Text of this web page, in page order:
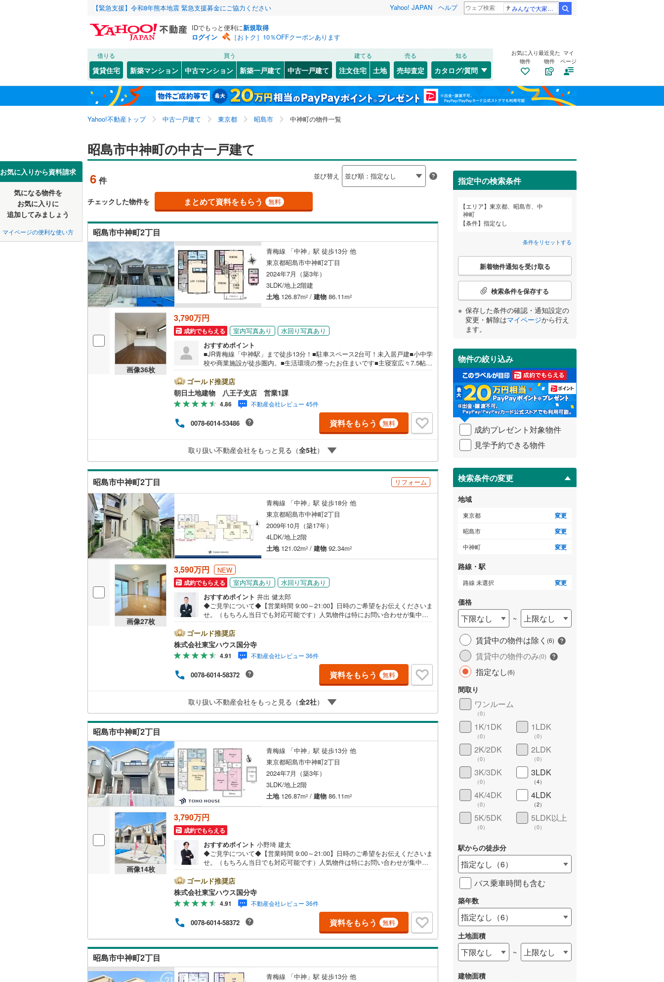
【緊急支援】令和8年熊本地震 緊急支援募金にご協力ください Yahoo! JAPAN ヘルプ みんなで大家さん 2881億円
IDでもっと便利に新規取得
ログイン
［おトク］10％OFFクーポンあります
借りる
賃貸住宅
買う
新築マンション 中古マンション 新築一戸建て 中古一戸建て
建てる
注文住宅 土地
売る
売却査定
知る
カタログ/質問
お気に入り
物件
最近見た
物件
マイ
ページ
Yahoo!不動産トップ 中古一戸建て 東京都 昭島市 中神町の物件一覧
お気に入りから資料請求
気になる物件を
お気に入りに
追加してみましょう
マイページの便利な使い方
昭島市中神町の中古一戸建て
6 件 並び替え
チェックした物件を まとめて資料をもらう 無料
昭島市中神町2丁目
青梅線 「中神」駅 徒歩13分 他
東京都昭島市中神町2丁目
2024年7月（築3年）
3LDK/地上2階建
土地126.87m2 / 建物 86.11m2
画像36枚
3,790万円
成約でもらえる 室内写真あり
水回り写真あり
おすすめポイント
■JR青梅線「中神駅」まで徒歩13分！■駐車スペース2台可！未入居戸建■小中学
校や商業施設が徒歩圏内。■生活環境の整ったお住まいです■主寝室広々7.5帖あ
ザール会場には、ベビーベッドや キッズスペースをご用意しております。
小さなお子様連れでも、安心してご来場ください！資料請求、住宅ローンのご
相談などお気軽にお問合せください！スタッフ25名でお客様がご覧になったこ
とのない情報を多数ご用意しております。インターネット、チラシなどに掲載
できない物件も多数ございます！ご案内時に他物件もご紹介可能です。 担当営
業へご希望をお伝えください！■ご案内方法ご自宅へお迎え・最寄り駅等でお待
ち合わせ、弊社へのご来社など、ご相談ください。ご希望があれば周辺環境、
土地建物（株）八王子店 営業1課にお任せください！
ゴールド推奨店
朝日土地建物 八王子支店 営業1課
4.86 不動産会社レビュー 45件
0078-6014-53486 資料をもらう 無料
取り扱い不動産会社をもっと見る（全5社）
昭島市中神町2丁目 リフォーム
青梅線 「中神」駅 徒歩18分 他
東京都昭島市中神町2丁目
2009年10月（築17年）
4LDK/地上2階
土地121.02m2 / 建物 92.34m2
画像27枚
3,590万円 NEW
成約でもらえる 室内写真あり
水回り写真あり
おすすめポイント 井出 健太郎
◆ご見学について◆【営業時間 9:00～21:00】日時のご希望をお伝えくださいま
せ。（もちろん当日でも対応可能です）人気物件は特にお問い合わせが集中す
タンよりご予約いただくと、スムーズにご案内可能です。事前に鍵の手配や内
覧準備が必要な場合がございますのでご了承ください。◆TOHO HOUSE CLUB
◆弊社で売買いただいたお客様はTOHO HOUSE CLUBにご加入いただけます。
10～20、30年後のリフォーム、保険やローンの見直し、相続や資産運用など、
将来にわたってのサポートをご提供いたします。◆FPによるライフサポート◆
専属ファイナンシャルプランナーが住宅ローン・保険・税金・資産運用・相続
など幅広くアドバイスいたします。ご契約前後を問わず、安心してご利用いた
ご来店も安心です。の体制で皆様の住まい探しをサポートいたします。
ゴールド推奨店
株式会社東宝ハウス国分寺
4.91 不動産会社レビュー 36件
0078-6014-58372 資料をもらう 無料
取り扱い不動産会社をもっと見る（全2社）
昭島市中神町2丁目
青梅線 「中神」駅 徒歩13分 他
東京都昭島市中神町2丁目
2024年7月（築3年）
3LDK/地上2階
土地126.87m2 / 建物 86.11m2
画像14枚
3,790万円
成約でもらえる
おすすめポイント 小野埼 建太
◆ご見学について◆【営業時間 9:00～21:00】日時のご希望をお伝えくださいま
せ。（もちろん当日でも対応可能です）人気物件は特にお問い合わせが集中す
タンよりご予約いただくと、スムーズにご案内可能です。事前に鍵の手配や内
覧準備が必要な場合がございますのでご了承ください。◆TOHO HOUSE CLUB
◆弊社で売買いただいたお客様はTOHO HOUSE CLUBにご加入いただけます。
10～20、30年後のリフォーム、保険やローンの見直し、相続や資産運用など、
将来にわたってのサポートをご提供いたします。◆FPによるライフサポート◆
専属ファイナンシャルプランナーが住宅ローン・保険・税金・資産運用・相続
など幅広くアドバイスいたします。ご契約前後を問わず、安心してご利用いた
だけます。◆安心の環境◆無料駐車場、キッズスペースを完備し、ご家族での
ご来店も安心です。の体制で皆様の住まい探しをサポートいたします。
ゴールド推奨店
株式会社東宝ハウス国分寺
4.91 不動産会社レビュー 36件
0078-6014-58372 資料をもらう 無料
昭島市中神町2丁目
青梅線 「中神」駅 徒歩13分 他
指定中の検索条件
エリア
東京都、昭島市、中
神町
条件
指定なし
条件をリセットする
こ
検
条
件
受
け
取
る
・
条
件
を
イ
ペ
ジ
に
保
存
す
る
新着物件通知を受け取る
検索条件を保存する
保存した条件の確認・通知設定の
変更・解除はマイページから行え
ます。
物件の絞り込み
成約プレゼント対象物件
見学予約できる物件
検索条件の変更
地域
東京都 変更
昭島市 変更
中神町 変更
路線・駅
路線 未選択 変更
価格
下限なし ~
上限なし
賃貸中の物件は除く (6)
賃貸中の物件のみ(0)
指定なし(6)
間取り
ワンルーム
（0）
1K/1DK
（0）
1LDK
（0）
2K/2DK
（0）
2LDK
（0）
3K/3DK
（0）
3LDK
（4）
4K/4DK
（0）
4LDK
（2）
5K/5DK
（0）
5LDK以上
（0）
駅からの徒歩分
指定なし （6）
バス乗車時間も含む
築年数
指定なし （6）
土地面積
下限なし ~ 上限なし
建物面積
北海道 北海道
東北 青森 岩手 宮城 秋田 山形 福島
関東 東京 神奈川 埼玉 千葉
信越・北陸 新潟 長野
三重
近畿 大阪 兵庫
中国 鳥取 島根 岡山 広島 山口
四国 徳島 香川 愛媛 高知
九州・沖縄 福岡 佐賀 長崎 鹿児島 沖縄
該当物件 0件 この条件で検索する
東京23区 千代田区(0) 中央区(5) 港区(16)
新宿区(63) 文京区(41) 渋谷区(49)
豊島区
84) 北区(
台東区
34)
荒川区(42) 足立区(179) 葛飾区(99)
中野区(52) 杉並区(109)
練馬区(123)
東京23区以外 八王子市(243) 立川市(29)
三鷹市 (24) 青梅市 (34)
昭島市 (39) 町田市(167)
小金井市(17) 小平市(31 日野市(51)
東村山市
国立市 ( 9)
福生市(9) 狛江市
清瀬市(25) 東久留米市(37 ) 武蔵村山市(33)
多摩市(13) 羽村市(26)
あきる野市(58) 西多摩郡瑞穂町(14)
西多摩郡檜原村(1) 西多摩郡奥多摩町(2)
利島村(0) 新島村(0)
神津島村(0) 三宅島三宅村 御蔵島村 0 )
八丈島八丈町(0) 青ヶ島村(0) 小笠原村(0)
該当物件 0件 この条件で検索する
大神町(8) 郷地町(3) 上川原町(1)
田中町(2) 中神町(6) 拝島町(4)
緑町
8 美堀町
該当物件 0件 この条件で検索する
JR 東北本線(0) 常磐線(0) 高崎線(0)
湘南新宿ライン（宇都宮～逗子）
(0)
湘南新宿ライン（前橋～小田原）
(0)
総武本線(0)
横須賀線(0)
八高線(2)
埼京線(0) 総武線(0)
東北新幹線(0) 山形新幹線(0)
秋田新幹線(0) 北陸新幹線(0) 東海道新幹線(0
地下鉄 東京メトロ銀座線(0) 東京メトロ丸ノ内線 東京メトロ丸ノ内方南支線 ( 0)
東京メトロ日比谷線(0 東京メトロ東西線 東京メトロ千代田線(0)
東京メトロ有楽町線(0) 東京メトロ南北線(0)
東京メトロ副都心線(0) 都営浅草線 都営三田線(0)
都営新宿線
私鉄・その他 つくばエクスプレス ( 京成押上線(0)
京成金町線(0) 北総鉄道北総線(0) 東武伊勢崎線(0)
東武亀戸線(0) 西武池袋線(0)
西武有楽町線( ) 西武国分寺線(0)
西武多摩湖線(0) 西武多摩川線( 0) 西武拝島線(0)
京王高尾線
京王相模原線(0) 京王井の頭線
東急多摩川線(0)
東急大井町線(0) 東急田園都市線(0)
東急目黒線 京急本線
京急空港線(0) 都電荒川線 東京モノレール
ゆりかもめ
都営日暮里・舎人ライナー 東京臨海高速鉄道りんかい線
)
多摩モノレール
該当物件 0件 この条件で検索する
該当物件 0件 この条件で検索する
こだわり条件 リフォーム、リノベーション
リノベーション・リフォーム
（1）
築古・築30年以上（0）
設備
床暖房 0）
駐車場2台以上（5） ビルトインガレージ（0） 太陽光発電システム（0）
（5）
防犯カメラ（ 0）
）
二世帯向け （0 ） 平屋・1階建て 3階建て以上（0）
サービスルーム（納戸）（1）
最寄りの駅が始発駅 小学校まで1km以内（0）
配置、向き、建ち方、日当たり
前道6m以上（0） 角地（0） 南道路（4）
平坦地（0）
LD
リビングダイニング15畳以上
キッチン
販売、価格、契約、入居関連など
即入居可能（3）
浴室
浴室乾燥機あり
収納
ウォークインクローゼット
（1）
床下収納（2）
バルコニー、庭
ウッドデッキあり（
構造・規模・施工・品質・工法関連
耐震、免震、制震構造
住宅性能評価付き（1） 長期優良住宅 ）
オンライン対応
オンライン内見(相談)可（4）
オンライン対応とは？ 詳しく見る
該当物件 0件 この条件で検索する
検索条件を保存しました
この検索条件の新着物件通知は、 マイページから設定できます。
保存した条件を見る
東京都、昭島市、中神町
検索条件を保存する
マイページ
お気に入りリストを見る
閉じる
お気に入りリストを見る
閉じる